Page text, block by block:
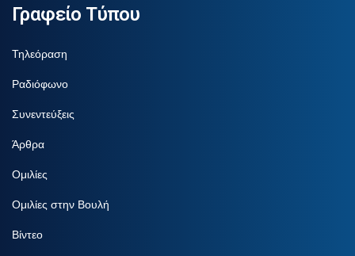
Γραφείο Τύπου
Τηλεόραση
Ραδιόφωνο
Συνεντεύξεις
Άρθρα
Ομιλίες
Ομιλίες στην Βουλή
Βίντεο